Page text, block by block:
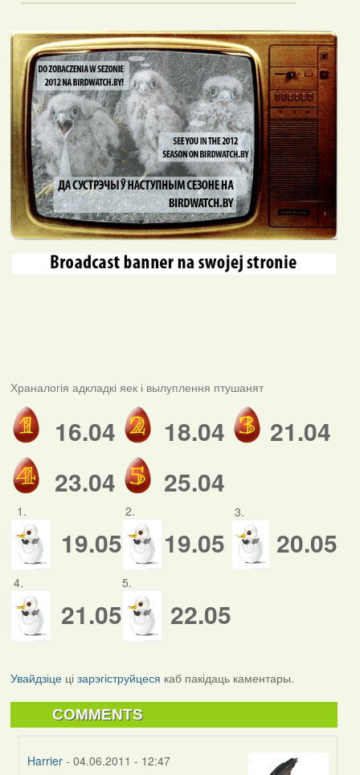
Храналогія адкладкі яек і вылуплення птушанят
16.04 18.04
21.04
23.04
25.04
1.
19.05
2.
19.05
3.
20.05
4.
21.05
5.
22.05
Увайдзіцеці зарэгіструйцеся каб пакідаць каментары.
COMMENTS
Harrier - 04.06.2011 - 12:47